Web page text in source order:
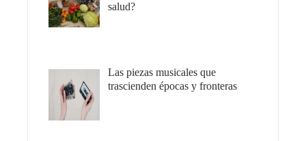
salud?
Las piezas musicales que
trascienden épocas y fronteras